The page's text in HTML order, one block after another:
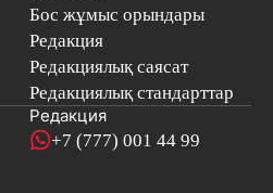
Бос жұмыс орындары
Редакция
Редакциялық саясат
Редакциялық стандарттар
Редакция
+7 (777) 001 44 99